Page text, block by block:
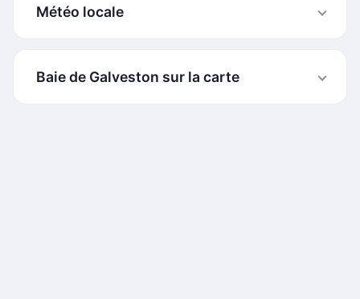
Météo locale
Baie de Galveston sur la carte